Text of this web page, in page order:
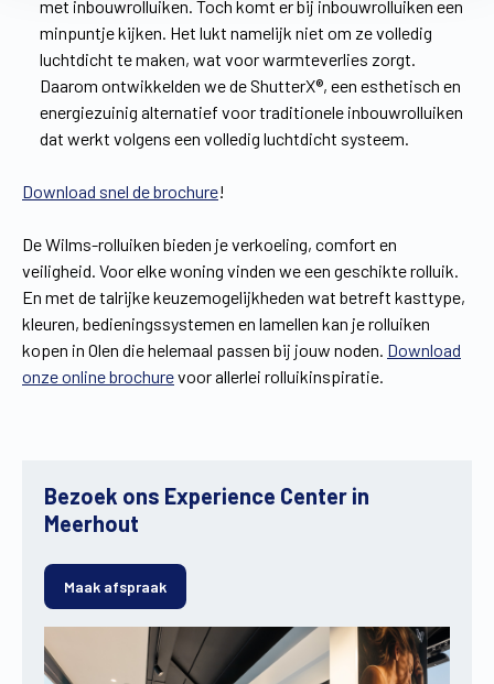
met inbouwrolluiken. Toch komt er bij inbouwrolluiken een
minpuntje kijken. Het lukt namelijk niet om ze volledig
luchtdicht te maken, wat voor warmteverlies zorgt.
Daarom ontwikkelden we de ShutterX®, een esthetisch en
energiezuinig alternatief voor traditionele inbouwrolluiken
dat werkt volgens een volledig luchtdicht systeem.
Download snel de brochure!
De Wilms-rolluiken bieden je verkoeling, comfort en
veiligheid. Voor elke woning vinden we een geschikte rolluik.
En met de talrijke keuzemogelijkheden wat betreft kasttype,
kleuren, bedieningssystemen en lamellen kan je rolluiken
kopen in Olen die helemaal passen bij jouw noden. Download
onze online brochurevoor allerlei rolluikinspiratie.
Bezoek ons Experience Center in
Meerhout
Maak afspraak